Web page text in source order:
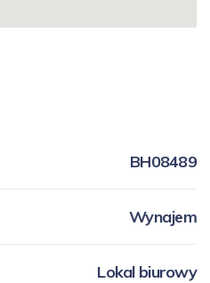
BH08489
Wynajem
Lokal biurowy